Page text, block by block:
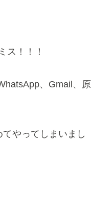
ス！！！
、Gmail、原
やってしまいまし